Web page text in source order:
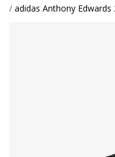
adidas Anthony Edwards